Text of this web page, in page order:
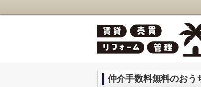
仲介手数料無料のおう